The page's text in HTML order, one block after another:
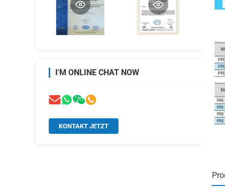
I'M ONLINE CHAT NOW
KONTAKT JETZT